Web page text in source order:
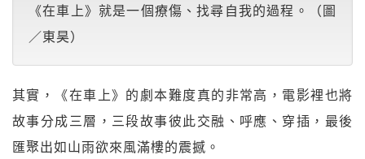
《在車上》就是一個療傷、找尋自我的過程。（圖
／東昊）
其實，《在車上》的劇本難度真的非常高，電影裡也將
故事分成三層，三段故事彼此交融、呼應、穿插，最後
匯聚出如山雨欲來風滿樓的震撼。